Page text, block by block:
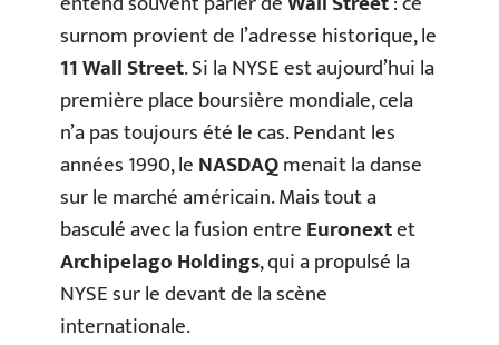
surnom provient de l’adresse historique, le
11 Wall Street. Si la NYSE est aujourd’hui la
première place boursière mondiale, cela
n’a pas toujours été le cas. Pendant les
années 1990, leNASDAQmenait la danse
sur le marché américain. Mais tout a
basculé avec la fusion entreEuronextet
Archipelago Holdings, qui a propulsé la
NYSE sur le devant de la scène
internationale.